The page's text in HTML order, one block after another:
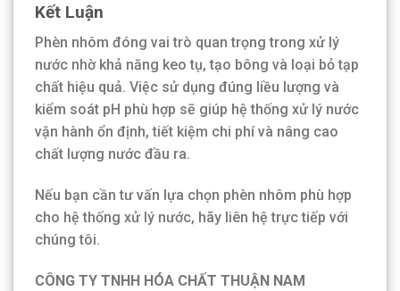
Kết Luận
Phèn nhôm đóng vai trò quan trọng trong xử lý
nước nhờ khả năng keo tụ, tạo bông và loại bỏ tạp
chất hiệu quả. Việc sử dụng đúng liều lượng và
kiểm soát pH phù hợp sẽ giúp hệ thống xử lý nước
vận hành ổn định, tiết kiệm chi phí và nâng cao
chất lượng nước đầu ra.
Nếu bạn cần tư vấn lựa chọn phèn nhôm phù hợp
cho hệ thống xử lý nước, hãy liên hệ trực tiếp với
chúng tôi.
CÔNG TY TNHH HÓA CHẤT THUẬN NAM